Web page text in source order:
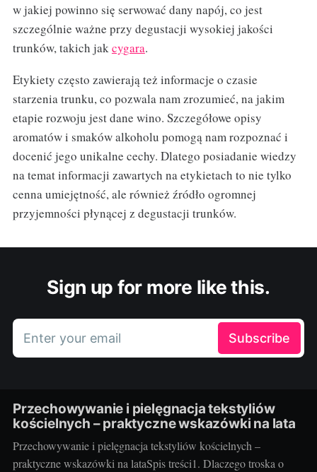
w jakiej powinno się serwować dany napój, co jest
szczególnie ważne przy degustacji wysokiej jakości
trunków, takich jakcygara.
Etykiety często zawierają też informacje o czasie
starzenia trunku, co pozwala nam zrozumieć, na jakim
etapie rozwoju jest dane wino. Szczegółowe opisy
aromatów i smaków alkoholu pomogą nam rozpoznać i
docenić jego unikalne cechy. Dlatego posiadanie wiedzy
na temat informacji zawartych na etykietach to nie tylko
cenna umiejętność, ale również źródło ogromnej
przyjemności płynącej z degustacji trunków.
Sign up for more like this.
Enter your email Subscribe
Przechowywanie i pielęgnacja tekstyliów
kościelnych – praktyczne wskazówki na lata
Przechowywanie i pielęgnacja tekstyliów kościelnych –
praktyczne wskazówki na lataSpis treści1. Dlaczego troska o